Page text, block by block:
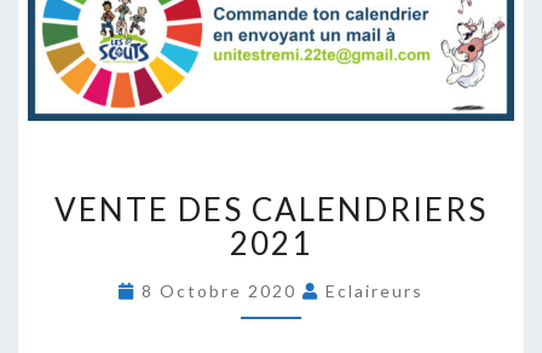
E
N
T
E
D
VENTE DES CALENDRIERS
2021
8 Octobre 2020 Eclaireurs